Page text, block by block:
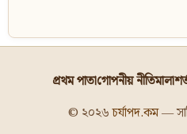
প্রথম পাতাগোপনীয় নীতিমালা
© ২০২৬চর্যাপদ.কম—